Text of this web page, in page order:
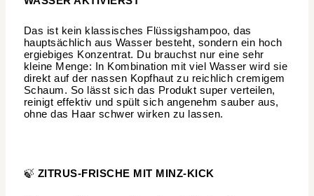
Das ist kein klassisches Flüssigshampoo, das
hauptsächlich aus Wasser besteht, sondern ein hoch
ergiebiges Konzentrat. Du brauchst nur eine sehr
kleine Menge: In Kombination mit viel Wasser wird sie
direkt auf der nassen Kopfhaut zu reichlich cremigem
Schaum. So lässt sich das Produkt super verteilen,
reinigt effektiv und spült sich angenehm sauber aus,
ohne das Haar schwer wirken zu lassen.
🍃 ZITRUS-FRISCHE MIT MINZ-KICK